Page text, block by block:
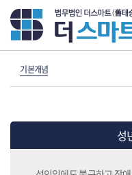
기본개념
성